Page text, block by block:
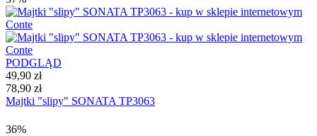
PODGLĄD
49,90 zł
78,90 zł
Majtki "slipy" SONATA TP3063
36%